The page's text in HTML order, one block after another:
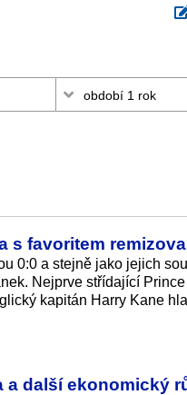
s favoritem
0:0 a stejně jako jejich
Nejprve střídající Prince
kapitán Harry Kane
a další ekonomický